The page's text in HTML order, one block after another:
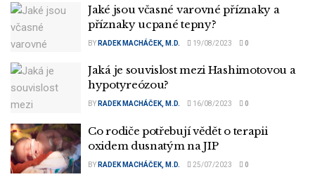
Jaké jsou včasné varovné příznaky a
příznaky ucpané tepny?
BY RADEK MACHÁČEK, M.D. 19/08/2023 0
Jaká je souvislost mezi Hashimotovou a
hypotyreózou?
BY RADEK MACHÁČEK, M.D. 16/08/2023 0
Co rodiče potřebují vědět o terapii
oxidem dusnatým na JIP
BY RADEK MACHÁČEK, M.D. 25/07/2023 0